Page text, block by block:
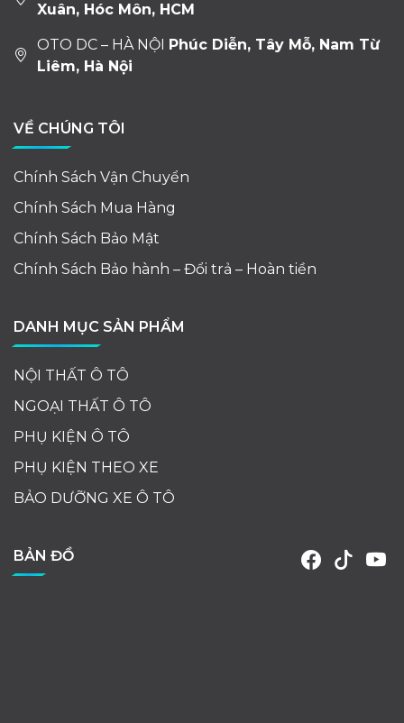
Xuân, Hóc Môn, HCM
OTO DC – HÀ NỘI
Phúc Diễn, Tây Mỗ, Nam Từ
Liêm, Hà Nội
VỀ CHÚNG TÔI
Chính Sách Vận Chuyển
Chính Sách Mua Hàng
Chính Sách Bảo Mật
Chính Sách Bảo hành – Đổi trả – Hoàn tiền
DANH MỤC SẢN PHẨM
NỘI THẤT Ô TÔ
NGOẠI THẤT Ô TÔ
PHỤ KIỆN Ô TÔ
PHỤ KIỆN THEO XE
BẢO DƯỠNG XE Ô TÔ
BẢN ĐỒ